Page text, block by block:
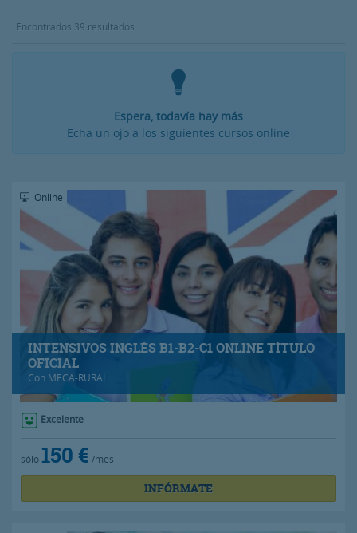
Encontrados 39 resultados.
Espera, todavía hay más
Echa un ojo a los siguientes cursos online
INTENSIVOS INGLÉS B1-B2-C1 ONLINE TÍTULO
OFICIAL
Con MECA-RURAL
Online
Excelente
sólo 150 € /mes
INFÓRMATE